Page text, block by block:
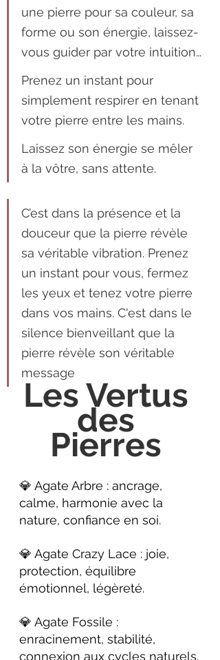
une pierre pour sa couleur, sa
forme ou son énergie, laissez-
vous guider par votre intuition…
Prenez un instant pour
simplement respirer en tenant
votre pierre entre les mains.
Laissez son énergie se mêler
à la vôtre, sans attente.
C’est dans la présence et la
douceur que la pierre révèle
sa véritable vibration. Prenez
un instant pour vous, fermez
les yeux et tenez votre pierre
dans vos mains. C'est dans le
silence bienveillant que la
pierre révèle son véritable
message
Les Vertus
des
Pierres
💎 Agate Arbre : ancrage,
calme, harmonie avec la
nature, confiance en soi.
💎 Agate Crazy Lace : joie,
protection, équilibre
émotionnel, légèreté.
💎 Agate Fossile :
enracinement, stabilité,
connexion aux cycles naturels.